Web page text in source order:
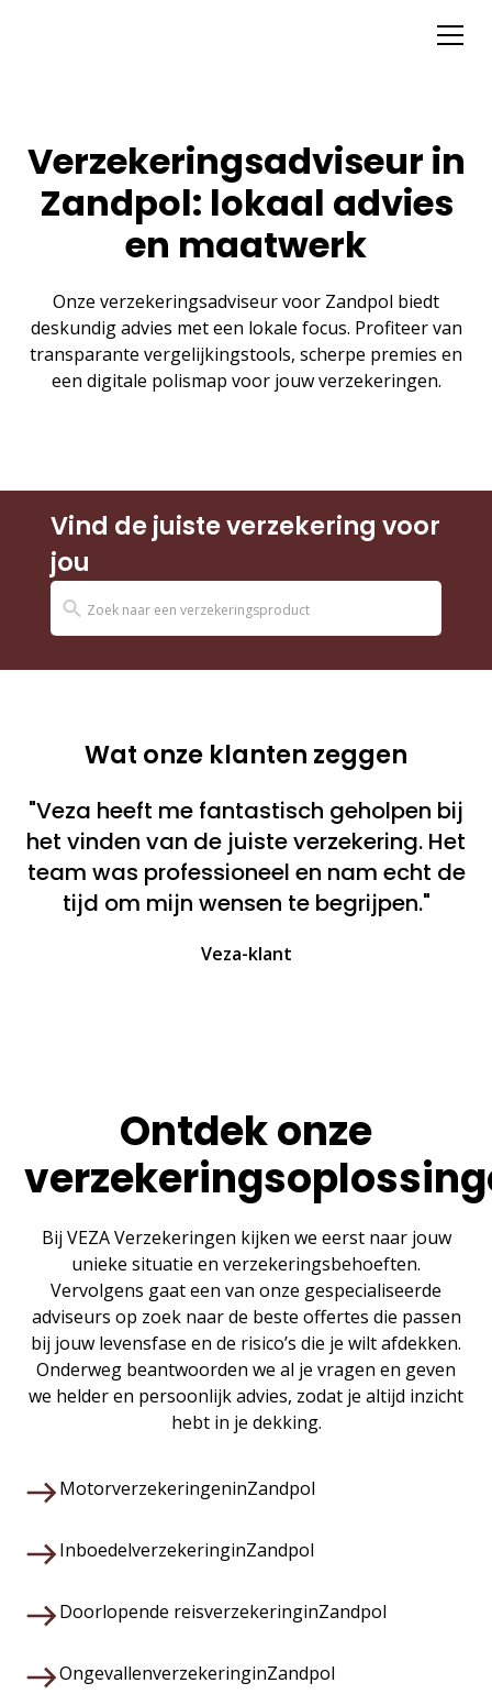
Verzekeringsadviseur in
Zandpol: lokaal advies
en maatwerk
Onze verzekeringsadviseur voor Zandpol biedt
deskundig advies met een lokale focus. Profiteer van
transparante vergelijkingstools, scherpe premies en
een digitale polismap voor jouw verzekeringen.
Vind de juiste verzekering voor
jou
Wat onze klanten zeggen
"Veza heeft me fantastisch geholpen bij
het vinden van de juiste verzekering. Het
team was professioneel en nam echt de
tijd om mijn wensen te begrijpen."
Veza-klant
Ontdek onze
Bij VEZA Verzekeringen kijken we eerst naar jouw
unieke situatie en verzekeringsbehoeften.
Vervolgens gaat een van onze gespecialiseerde
adviseurs op zoek naar de beste offertes die passen
bij jouw levensfase en de risico’s die je wilt afdekken.
Onderweg beantwoorden we al je vragen en geven
we helder en persoonlijk advies, zodat je altijd inzicht
hebt in je dekking.
MotorverzekeringeninZandpol
InboedelverzekeringinZandpol
Doorlopende reisverzekeringinZandpol
OngevallenverzekeringinZandpol